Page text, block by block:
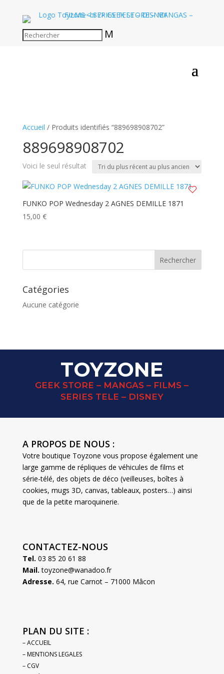
M
Accueil / Produits identifiés “889698908702”
889698908702
Voici le seul résultat
FUNKO POP Wednesday 2 AGNES DEMILLE 1871
15,00 €
Catégories
Aucune catégorie
TOYZONE
GEEK STORE – MANGAS – FILMS –
SERIES TELE – DISNEY
A PROPOS DE NOUS :
Votre boutique Toyzone vous propose également une
large gamme de répliques de véhicules de films et
série-télé, des objets de déco (veilleuses, boîtes à
cookies, mugs 3D, canvas, tableaux, posters…) ainsi
que de la petite maroquinerie.
CONTACTEZ-NOUS
Tel. 03 85 20 61 88
Mail. toyzone@wanadoo.fr
Adresse. 64, rue Carnot – 71000 Mâcon
PLAN DU SITE :
– ACCUEIL
– MENTIONS LEGALES
– CGV